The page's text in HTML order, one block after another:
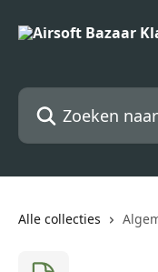
Zoeken naar
Alle collecties